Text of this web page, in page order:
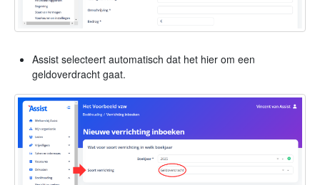
Assist selecteert automatisch dat het hier om een
geldoverdracht gaat.